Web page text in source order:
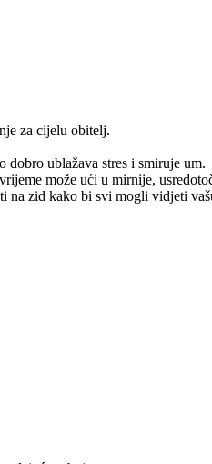
za cijelu obitelj.
dobro ublažava stres i smiruje um.
može ući u mirnije,
na zid kako bi svi mogli vidjeti